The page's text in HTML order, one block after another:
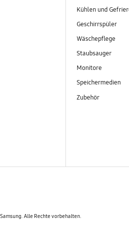
Kühlen und
Geschirrspüler
Wäschepflege
Staubsauger
Monitore
Speichermedien
Zubehör
Alle Rechte vorbehalten.